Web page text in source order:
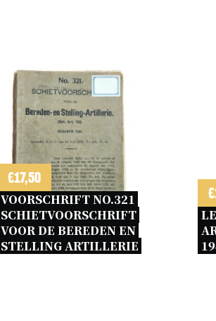
€17,50
VOORSCHRIFT NO.321
SCHIETVOORSCHRIFT
VOOR DE BEREDEN EN
STELLING ARTILLERIE
€